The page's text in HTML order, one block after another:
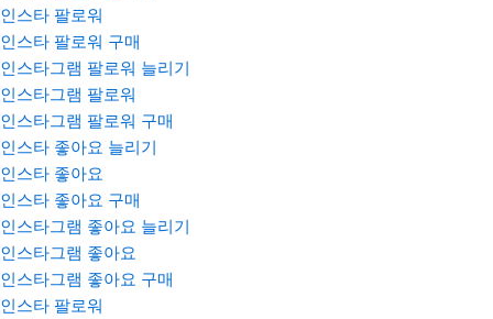
인스타 팔로워
인스타 팔로워 구매
인스타그램 팔로워 늘리기
인스타그램 팔로워
인스타그램 팔로워 구매
인스타 좋아요 늘리기
인스타 좋아요
인스타 좋아요 구매
인스타그램 좋아요 늘리기
인스타그램 좋아요
인스타그램 좋아요 구매
인스타 팔로워